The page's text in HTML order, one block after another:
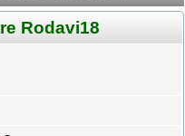
Rodavi18